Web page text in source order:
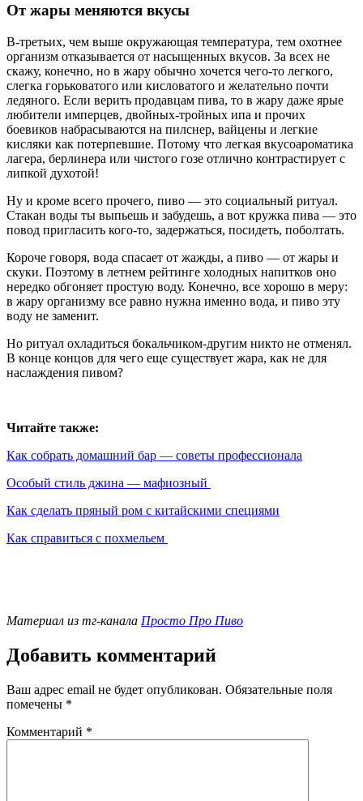
От жары меняются вкусы
В-третьих, чем выше окружающая температура, тем охотнее
организм отказывается от насыщенных вкусов. За всех не
скажу, конечно, но в жару обычно хочется чего-то легкого,
слегка горьковатого или кисловатого и желательно почти
ледяного. Если верить продавцам пива, то в жару даже ярые
любители имперцев, двойных-тройных ипа и прочих
боевиков набрасываются на пилснер, вайцены и легкие
кисляки как потерпевшие. Потому что легкая вкусоароматика
лагера, берлинера или чистого гозе отлично контрастирует с
липкой духотой!
Ну и кроме всего прочего, пиво — это социальный ритуал.
Стакан воды ты выпьешь и забудешь, а вот кружка пива — это
повод пригласить кого-то, задержаться, посидеть, поболтать.
Короче говоря, вода спасает от жажды, а пиво — от жары и
скуки. Поэтому в летнем рейтинге холодных напитков оно
нередко обгоняет простую воду. Конечно, все хорошо в меру:
в жару организму все равно нужна именно вода, и пиво эту
воду не заменит.
Но ритуал охладиться бокальчиком-другим никто не отменял.
В конце концов для чего еще существует жара, как не для
наслаждения пивом?
Читайте также:
Как собрать домашний бар — советы профессионала
Особый стиль джина — мафиозный
Как сделать пряный ром с китайскими специями
Как справиться с похмельем
Материал из тг-канала Просто Про Пиво
Добавить комментарий
Ваш адрес email не будет опубликован. Обязательные поля
помечены *
Комментарий *